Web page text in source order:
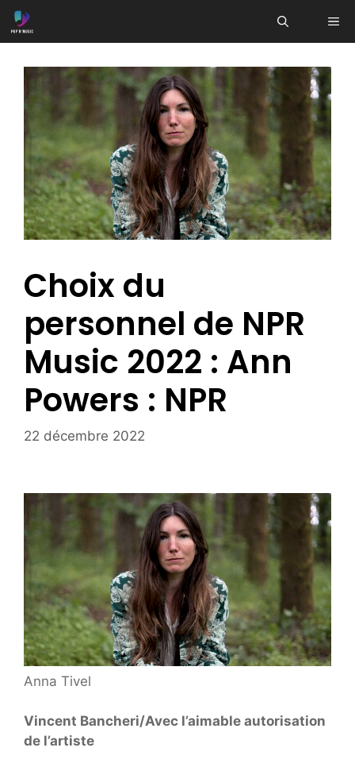
Aller
au
Choix du
personnel de NPR
Music 2022 : Ann
Powers : NPR
22 décembre 2022
Anna Tivel
Vincent Bancheri/Avec l’aimable autorisation
de l’artiste